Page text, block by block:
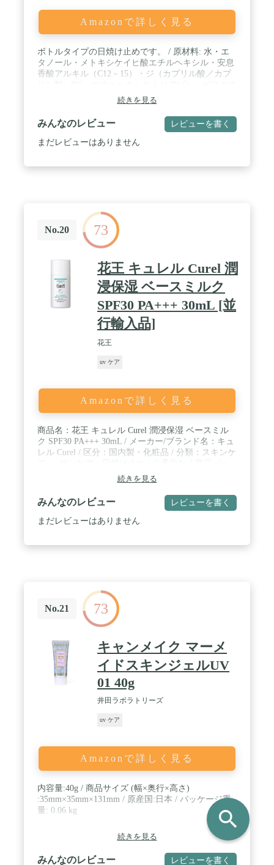
Amazonで詳しく見る
ボトルタイプの日焼け止めです。 / 原材料: 水・エ
タノール・メトキシケイヒ酸エチルヘキシル・安息
香酸アルキル（C12－15）・ジ（カプリル酸／カプ
ルヘキシルオキシフェノールメトキシフェニルトリ
アジン・ジエチルアミノヒドロキシベンゾイル安息
香酸ヘキシル・BG・シリカ・イソドデカン・
DPG・カミツレ花エキス・セージ葉エキス・ヒアル
ロン酸Na・ホホバ種子油・加水分解コラーゲン・
ン）クロスポリマー・カルボマー・キサンタンガ
ム・ジフェニルシロキシフェニルトリメチコン・ス
テアリン酸イヌリン・ステアリン酸ポリグリセリル
－10・トリメチルシロキシケイ酸・ポリシリコーン
－15・ラウロイルグルタミン酸Na・フェノキシエタ
ノール / 商品サイズ (高さ×奥行×幅):
28mm×95mm×190mm / ブラント名: サンカット
続きを見る
みんなのレビュー レビューを書く
まだレビューはありません
No.20 73
花王 キュレル Curel 潤
浸保湿 ベースミルク
SPF30 PA+++ 30mL [並
行輸入品]
花王
uv ケア
Amazonで詳しく見る
商品名：花王 キュレル Curel 潤浸保湿 ベースミル
ク SPF30 PA+++ 30mL / メーカー/ブランド名：キュ
レル Curel / 区分：国内製・化粧品 / 分類：スキンケ
ケージが変更となる場合があり、掲載画像と異なる
事がございます。予めご了承下さいませ。
続きを見る
みんなのレビュー レビューを書く
まだレビューはありません
No.21 73
キャンメイク マーメ
イドスキンジェルUV
01 40g
井田ラボラトリーズ
uv ケア
Amazonで詳しく見る
内容量:40g / 商品サイズ (幅×奥行×高さ)
:35mm×35mm×131mm / 原産国:日本 / パッケージ重
量: 0.06 kg
続きを見る
みんなのレビュー レビューを書く
search